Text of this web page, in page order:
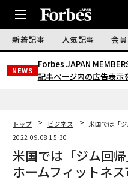
新着記事 人気記事 会
NEWS
Forbes JAPAN
記事ページ内の広告表示
トップ ビジネス
米国では「
2022.09.08 15:30
米国では「ジム回
ホームフィットネ